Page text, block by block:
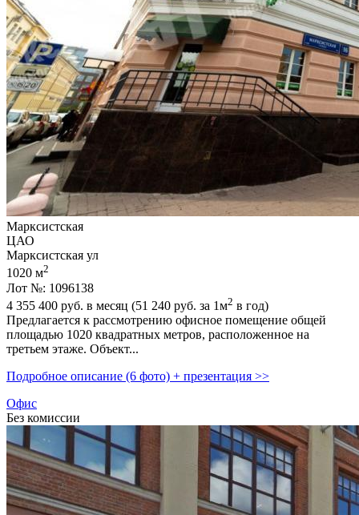
Марксистская
ЦАО
Марксистская ул
1020 м2
Лот №: 1096138
4 355 400 руб. в месяц (51 240 руб. за 1м2 в год)
Предлагается к рассмотрению офисное помещение общей
площадью 1020 квадратных метров,­ расположенное на
третьем этаже. Объект...
Подробное описание (6 фото) + презентация >>
Офис
Без комиссии